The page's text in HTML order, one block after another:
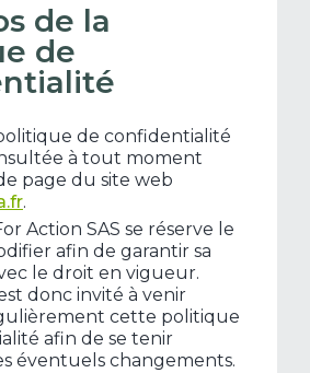
de la
de
de confidentialité
à tout moment
page du site web
.
Action SAS se réserve le
afin de garantir sa
le droit en vigueur.
donc invité à venir
cette politique
afin de se tenir
éventuels changements.